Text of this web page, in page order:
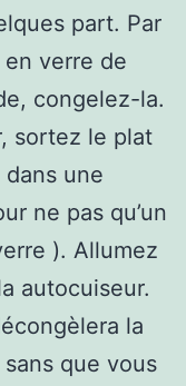
part. Par
verre de
congelez-la.
sortez le plat
une
ne pas qu’un
). Allumez
autocuiseur.
la
que vous